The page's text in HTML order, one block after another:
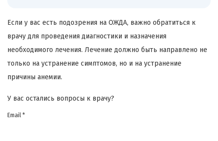
Если у вас есть подозрения на ОЖДА, важно обратиться к
врачу для проведения диагностики и назначения
необходимого лечения. Лечение должно быть направлено не
только на устранение симптомов, но и на устранение
причины анемии.
У вас остались вопросы к врачу?
Email *